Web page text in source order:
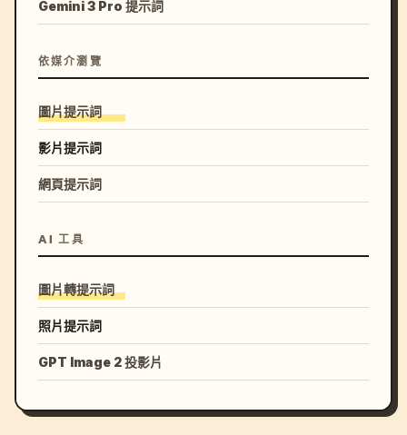
Gemini 3 Pro 提示詞
依媒介瀏覽
圖片提示詞
影片提示詞
網頁提示詞
AI 工具
圖片轉提示詞
照片提示詞
GPT Image 2 投影片